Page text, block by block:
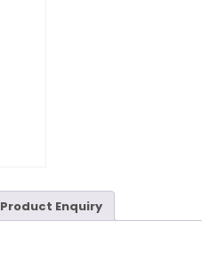
Product Enquiry